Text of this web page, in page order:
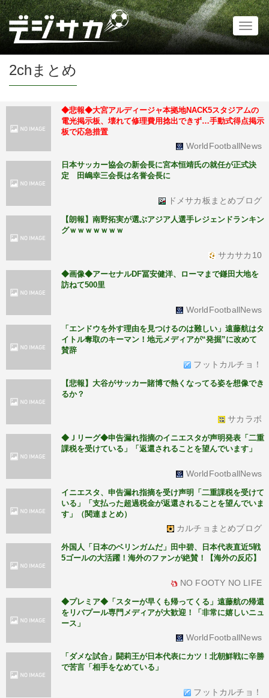
2chまとめ
◆悲報◆大宮アルディージャ本拠地NACK5スタジアムの
電光掲示板、壊れて修理費用捻出できず…手動式得点掲示
板で応急措置
WorldFootballNews
日本サッカー協会の新会長に宮本恒靖氏の就任が正式決
定 田嶋幸三会長は名誉会長に
ドメサカ板まとめブログ
【朗報】南野拓実が選ぶアジア人選手レジェンドランキン
グｗｗｗｗｗｗｗ
サカサカ10
◆画像◆アーセナルDF冨安健洋、ローマまで鎌田大地を
訪ねて500里
WorldFootballNews
「エンドウを外す理由を見つけるのは難しい」遠藤航はタ
イトル奪取のキーマン！地元メディアが“発掘”に改めて
賛辞
フットカルチョ！
【悲報】大谷がサッカー賭博で熱くなってる姿を想像でき
るか？
サカラボ
◆Ｊリーグ◆申告漏れ指摘のイニエスタが声明発表「二重
課税を受けている」「返還されることを望んでいます」
WorldFootballNews
イニエスタ、申告漏れ指摘を受け声明「二重課税を受けて
いる」「支払った超過税金が返還されることを望んでいま
す」（関連まとめ）
カルチョまとめブログ
外国人「日本のベリンガムだ」田中碧、日本代表直近5戦
5ゴールの大活躍！海外のファンが絶賛！【海外の反応】
NO FOOTY NO LIFE
◆プレミア◆「スターが早くも帰ってくる」遠藤航の帰還
をリバプール専門メディアが大歓迎！「非常に嬉しいニュ
ース」
WorldFootballNews
「ダメな試合」闘莉王が日本代表にカツ！北朝鮮戦に辛勝
で苦言「相手をなめている」
フットカルチョ！